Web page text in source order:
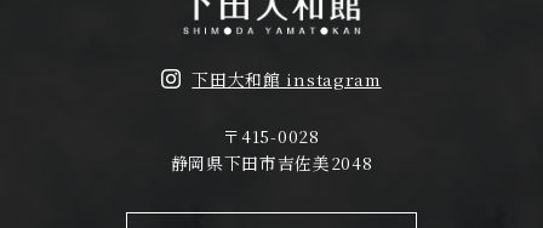
下田大和館 instagram
〒415-0028
静岡県下田市吉佐美2048